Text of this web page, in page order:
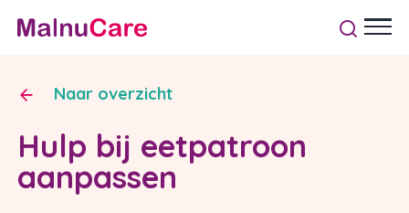
Naar overzicht
Hulp bij eetpatroon
aanpassen